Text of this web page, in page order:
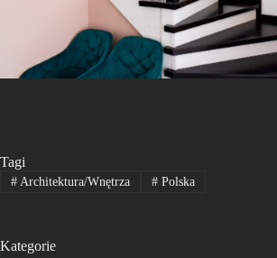
Tagi
#Architektura/Wnętrza #Polska
Kategorie